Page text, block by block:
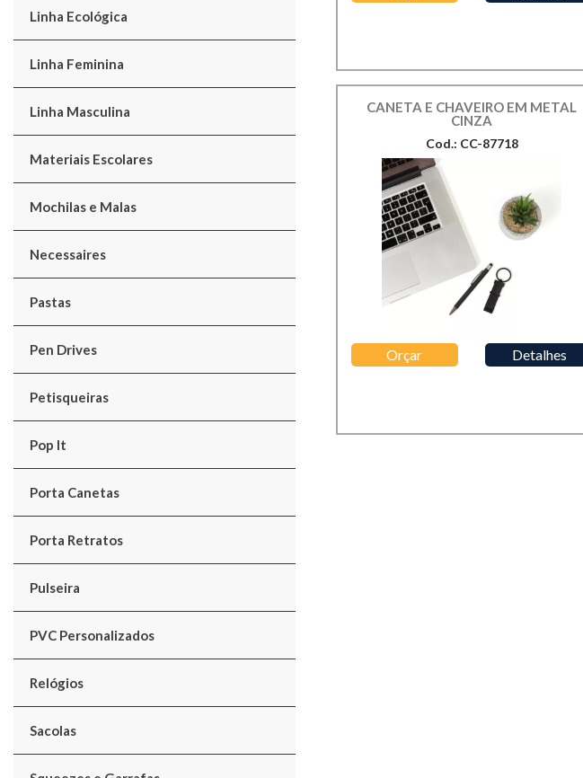
Linha Ecológica
Linha Feminina
Linha Masculina
Materiais Escolares
Mochilas e Malas
Necessaires
Pastas
Pen Drives
Petisqueiras
Pop It
Porta Canetas
Porta Retratos
Pulseira
PVC Personalizados
Relógios
Sacolas
CANETA E CHAVEIRO EM METAL
CINZA
Cod.: CC-87718
Orçar Detalhes